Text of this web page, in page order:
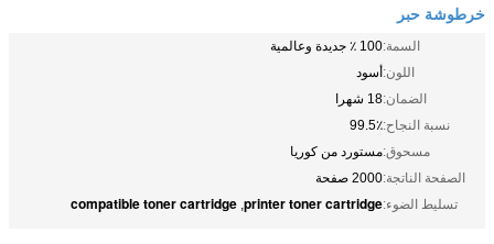
خرطوشة حبر
السمة:100 ٪ جديدة وعالمية
اللون:أسود
الضمان:18 شهرا
نسبة النجاح:99.5٪
مسحوق:مستورد من كوريا
الصفحة الناتجة:2000 صفحة
تسليط الضوء:printer toner cartridge
,
compatible toner cartridge